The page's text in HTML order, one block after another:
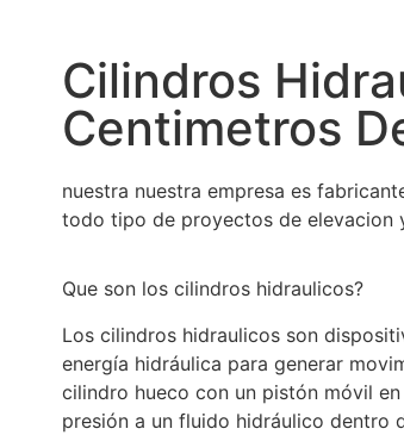
Cilindros
Centimetros
nuestra nuestra empresa es
todo tipo de proyectos de elevacion
Que son los cilindros hidraulicos?
Los cilindros hidraulicos son
energía hidráulica para generar
cilindro hueco con un pistón móvil
presión a un fluido hidráulico dentro